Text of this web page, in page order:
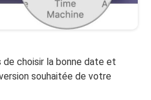
de choisir la bonne date et
souhaitée de votre